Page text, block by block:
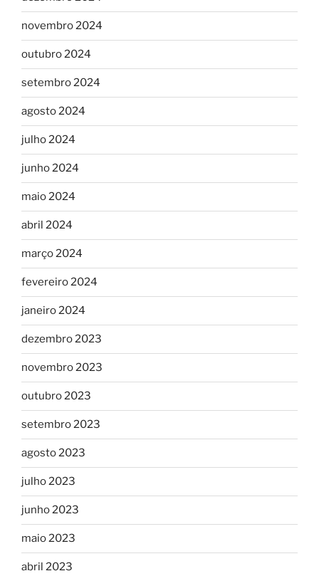
novembro 2024
outubro 2024
setembro 2024
agosto 2024
julho 2024
junho 2024
maio 2024
abril 2024
março 2024
fevereiro 2024
janeiro 2024
dezembro 2023
novembro 2023
outubro 2023
setembro 2023
agosto 2023
julho 2023
junho 2023
maio 2023
abril 2023